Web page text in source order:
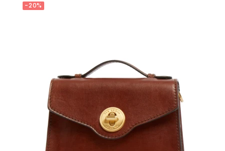
-20%